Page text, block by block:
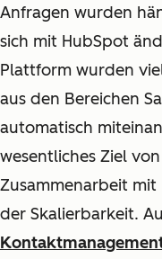
Anfragen wurden
sich mit HubSpot
Plattform wurden
aus den Bereichen
automatisch
wesentliches Ziel
Zusammenarbeit mit
der Skalierbarkeit.